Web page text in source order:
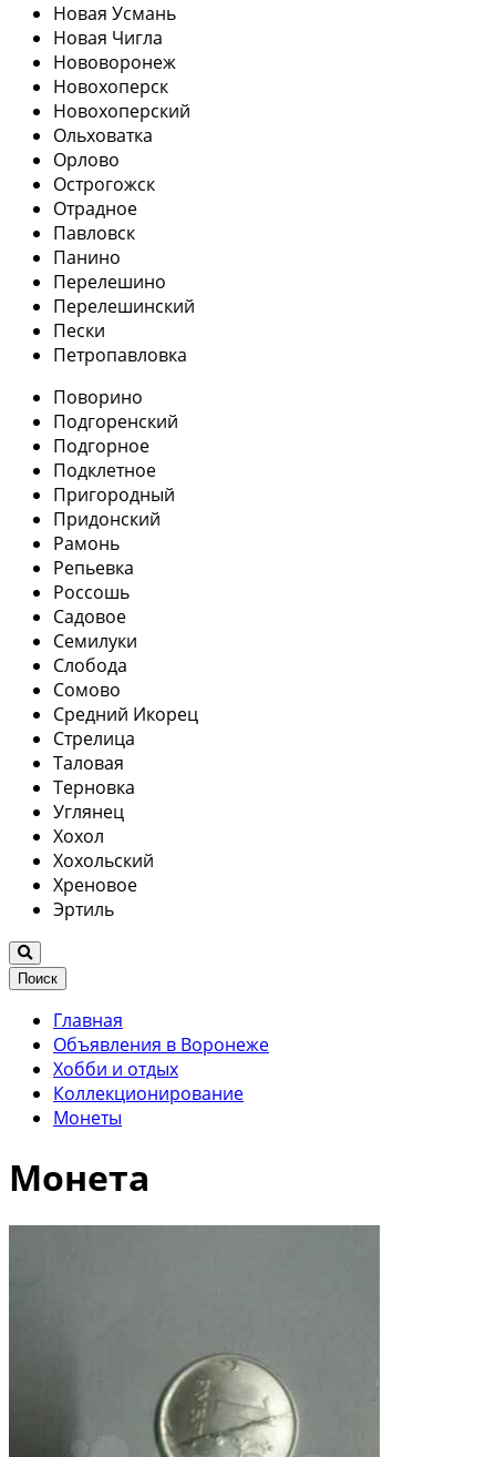
Новая Усмань
Новая Чигла
Нововоронеж
Новохоперск
Новохоперский
Ольховатка
Орлово
Острогожск
Отрадное
Павловск
Панино
Перелешино
Перелешинский
Пески
Петропавловка
Поворино
Подгоренский
Подгорное
Подклетное
Пригородный
Придонский
Рамонь
Репьевка
Россошь
Садовое
Семилуки
Слобода
Сомово
Средний Икорец
Стрелица
Таловая
Терновка
Углянец
Хохол
Хохольский
Хреновое
Эртиль
Поиск
Главная
Объявления в Воронеже
Хобби и отдых
Коллекционирование
Монеты
Монета